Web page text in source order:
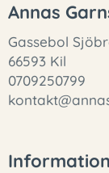
Annas
Gassebol
66593 Kil
0709250799
Information